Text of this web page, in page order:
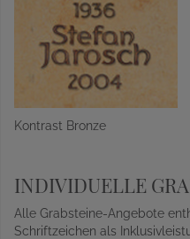
Kontrast Bronze
INDIVIDUELLE
Alle Grabsteine-Angebote
Schriftzeichen als